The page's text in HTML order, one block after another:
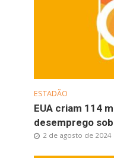
ESTADÃO
EUA criam 114
desemprego
2 de agosto de 2024